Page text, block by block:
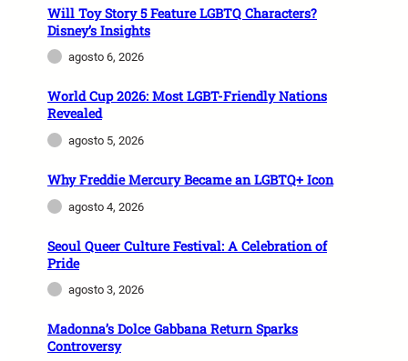
Will Toy Story 5 Feature LGBTQ Characters?
Disney’s Insights
agosto 6, 2026
World Cup 2026: Most LGBT-Friendly Nations
Revealed
agosto 5, 2026
Why Freddie Mercury Became an LGBTQ+ Icon
agosto 4, 2026
Seoul Queer Culture Festival: A Celebration of
Pride
agosto 3, 2026
Madonna’s Dolce Gabbana Return Sparks
Controversy